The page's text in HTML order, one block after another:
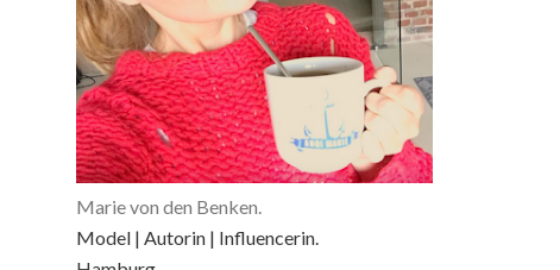
Marie von den Benken.
Model | Autorin | Influencerin.